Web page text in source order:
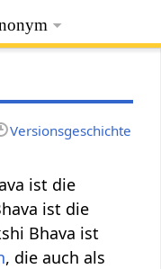
Versionsgeschichte
ist die
ist die
Bhava ist
, die auch als